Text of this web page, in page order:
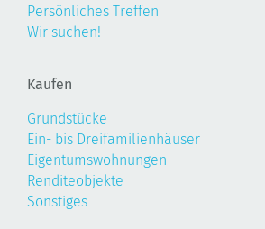
Persönliches Treffen
Wir suchen!
Kaufen
Grundstücke
Ein- bis Dreifamilienhäuser
Eigentumswohnungen
Renditeobjekte
Sonstiges